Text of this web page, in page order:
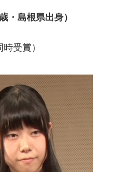
・島根県出身）
受賞）